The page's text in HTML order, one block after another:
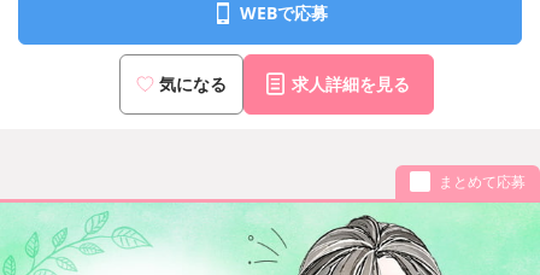
WEBで応募
気になる 求人詳細を見る
まとめて応募